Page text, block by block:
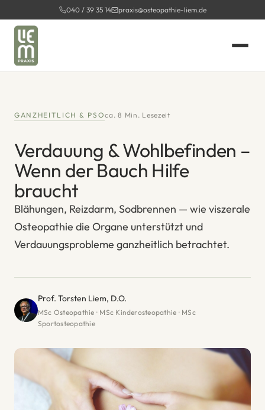
Inhalt
springen
040 / 39 35 14 praxis@osteopathie-liem.de
GANZHEITLICH & PSOca. 8 Min. Lesezeit
Verdauung & Wohlbefinden –
Wenn der Bauch Hilfe
braucht
Blähungen, Reizdarm, Sodbrennen — wie viszerale
Osteopathie die Organe unterstützt und
Verdauungsprobleme ganzheitlich betrachtet.
Prof. Torsten Liem, D.O.
MSc Osteopathie · MSc Kinderosteopathie · MSc
Sportosteopathie